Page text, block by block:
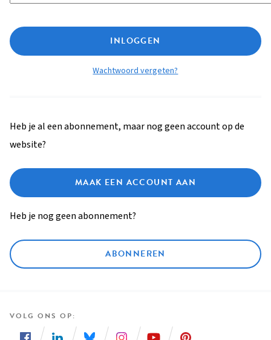
INLOGGEN
Wachtwoord vergeten?
Heb je al een abonnement, maar nog geen account op de
website?
MAAK EEN ACCOUNT AAN
Heb je nog geen abonnement?
ABONNEREN
VOLG ONS OP